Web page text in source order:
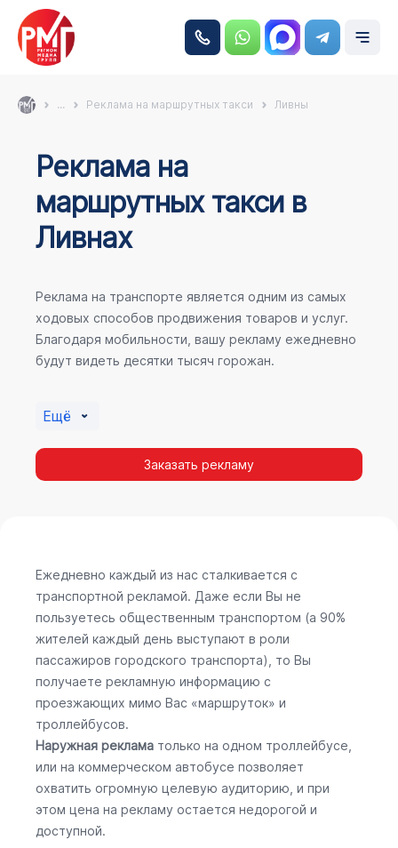
... Реклама на маршрутных такси Ливны
Реклама на
маршрутных такси в
Ливнах
Реклама на транспорте является одним из самых
ходовых способов продвижения товаров и услуг.
Благодаря мобильности, вашу рекламу ежедневно
будут видеть десятки тысяч горожан.
Ещё
Заказать рекламу
Ежедневно каждый из нас сталкивается с
транспортной рекламой. Даже если Вы не
пользуетесь общественным транспортом (а 90%
жителей каждый день выступают в роли
пассажиров городского транспорта), то Вы
получаете рекламную информацию с
проезжающих мимо Вас «маршруток» и
троллейбусов.
Наружная реклама только на одном троллейбусе,
или на коммерческом автобусе позволяет
охватить огромную целевую аудиторию, и при
этом цена на рекламу остается недорогой и
доступной.